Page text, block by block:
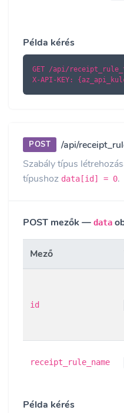
Példa kérés
GET /api/
X-API-KEY:
POST
/api/
Szabály típus
típushoz data[id] = 0.
POST mezők — data
Mező
id
receipt_rule_name
Példa kérés